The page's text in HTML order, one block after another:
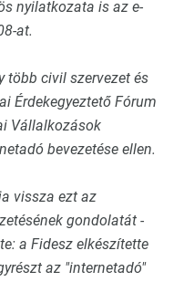
nyilatkozata is az e-
at.
több civil szervezet és
Érdekegyeztető Fórum
Vállalkozások
bevezetése ellen.
vissza ezt az
gondolatát -
a Fidesz elkészítette
az "internetadó"